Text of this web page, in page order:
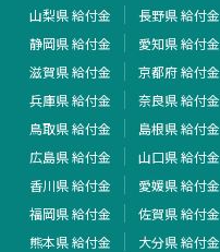
山梨県 給付金
長野県 給付金
静岡県 給付金
愛知県 給付金
滋賀県 給付金
京都府 給付金
兵庫県 給付金
奈良県 給付金
鳥取県 給付金
島根県 給付金
広島県 給付金
山口県 給付金
香川県 給付金
愛媛県 給付金
福岡県 給付金
佐賀県 給付金
熊本県 給付金
大分県 給付金